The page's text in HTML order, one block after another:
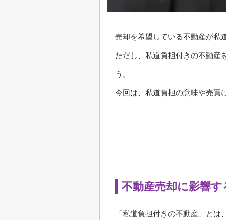
売却を希望している不動産が私
ただし、私道負担付きの不動産
う。
今回は、私道負担の意味や売買
不動産売却に影響
「私道負担付きの不動産」と